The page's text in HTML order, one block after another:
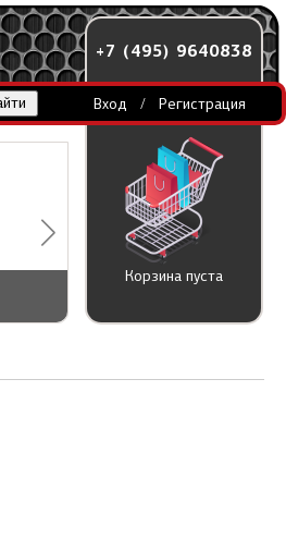
+7 (495) 9640838
Вход / Регистрация
Корзина пуста